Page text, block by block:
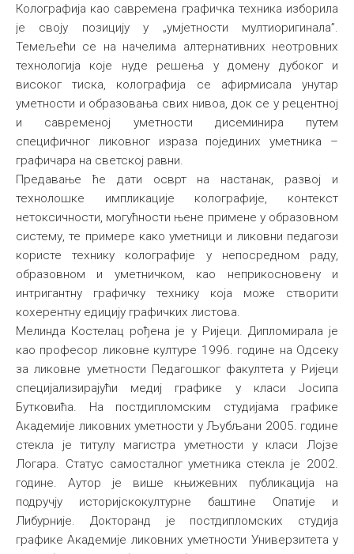
Колографија као савремена графичка техника изборила
је своју позицију у „умјетности мултиоригинала”.
Темељећи се на начелима алтернативних неотровних
технологија које нуде решења у домену дубоког и
високог тиска, колографија се афирмисала унутар
уметности и образовања свих нивоа, док се у рецентној
и савременој уметности дисеминира путем
специфичног ликовног израза појединих уметника –
графичара на светској равни.
Предавање ће дати осврт на настанак, развој и
технолошке импликације колографије, контекст
нетоксичности, могућности њене примене у образовном
систему, те примере како уметници и ликовни педагози
користе технику колографије у непосредном раду,
образовном и уметничком, као неприкосновену и
интригантну графичку технику која може створити
кохерентну едицију графичких листова.
Мелинда Костелац рођена је у Ријеци. Дипломирала је
као професор ликовне културе 1996. године на Одсеку
за ликовне уметности Педагошког факултета у Ријеци
специјализирајући медиј графике у класи Јосипа
Бутковића. На постдипломским студијама графике
Академије ликовних уметности у Љубљани 2005. године
стекла је титулу магистра уметности у класи Лојзе
Логара. Статус самосталног уметника стекла је 2002.
године. Аутор је више књижевних публикација на
подручју историјскокултурне баштине Опатије и
Либурније. Докторанд је постдипломских студија
графике Академије ликовних уметности Универзитета у